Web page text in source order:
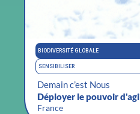
BIODIVERSITÉ GLOBALE
SENSIBILISER
Demain c’est Nous
Déployer le pouvoir
France